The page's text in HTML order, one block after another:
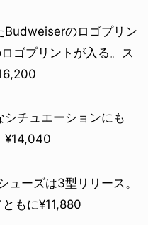
Budweiserのロゴプリン
ゴプリントが入る。ス
シチュエーションにも
¥14,040
ューズは3型リリース。
もに¥11,880